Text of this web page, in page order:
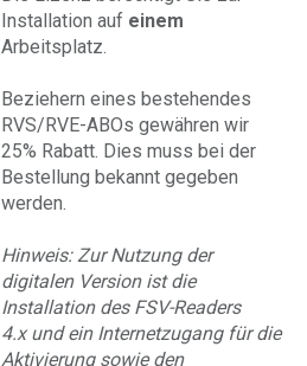
Installation auf einem
Arbeitsplatz.
Beziehern eines bestehendes
RVS/RVE-ABOs gewähren wir
25% Rabatt. Dies muss bei der
Bestellung bekannt gegeben
werden.
Hinweis: Zur Nutzung der
digitalen Version ist die
Installation des FSV-Readers
4.x und ein Internetzugang für die
Aktivierung sowie den